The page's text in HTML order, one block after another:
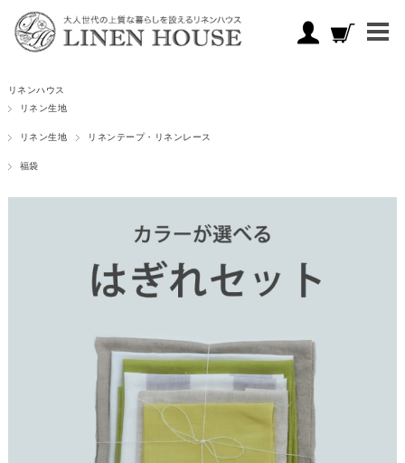
リネンハウス
リネン生地
リネン生地 リネンテープ・リネンレース
福袋